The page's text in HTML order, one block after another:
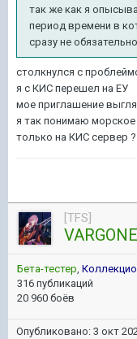
так же как я
период времени в
сразу не обязательно
столкнулся с
я с КИС перешел на ЕУ
мое приглашение
я так понимаю морское
только на КИС сервер ?
[TFS]
Бета-тестер,
316 публикаций
20 960 боёв
Опубликовано: 3 окт